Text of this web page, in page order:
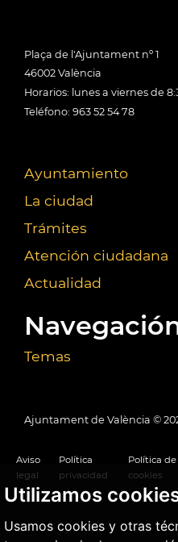
Utilizamos
Usamos cookies y otras
Plaça de l'Ajuntament nº 1
46002 València
Horarios: lunes a viernes de
Teléfono: 963 52 54 78
Ayuntamiento
La ciudad
Trámites
Atención ciudadana
Actualidad
Temas
Ajuntament de València ©
Aviso
legal
Política
privacidad
Política de
cookies